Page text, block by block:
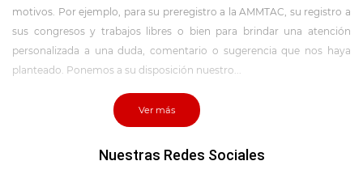
motivos. Por ejemplo, para su preregistro a la AMMTAC, su registro a
sus congresos y trabajos libres o bien para brindar una atención
personalizada a una duda, comentario o sugerencia que nos haya
planteado. Ponemos a su disposición nuestro...
Ver más
Nuestras Redes Sociales